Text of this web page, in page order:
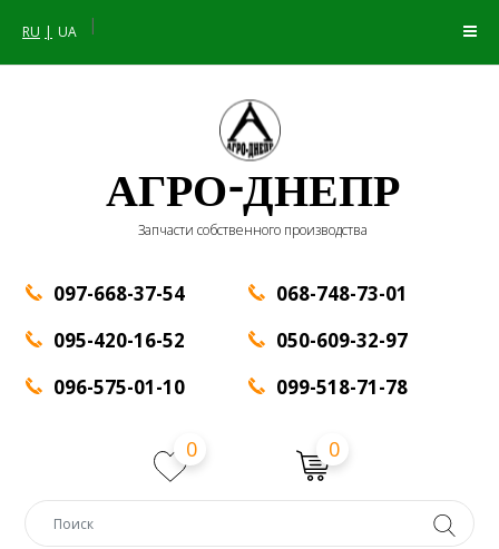
RU UA |
АГРО-ДНЕПР
Запчасти собственного производства
097-668-37-54
095-420-16-52
096-575-01-10
068-748-73-01
050-609-32-97
099-518-71-78
0 0